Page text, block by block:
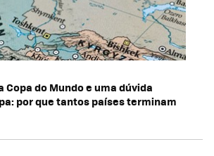
Copa do Mundo e uma dúvida
por que tantos países terminam